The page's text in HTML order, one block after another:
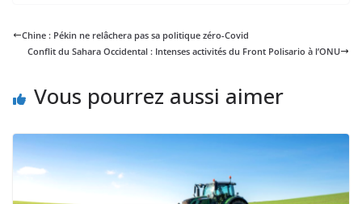
Chine : Pékin ne relâchera pas sa politique zéro-Covid
Conflit du Sahara Occidental : Intenses activités du Front Polisario à l’ONU
Vous pourrez aussi aimer